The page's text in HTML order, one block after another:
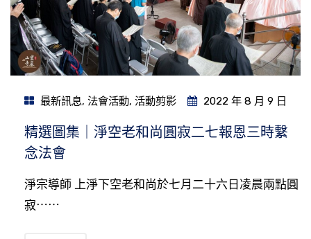
最新訊息, 法會活動, 活動剪影 2022 年 8 月 9 日
精選圖集｜淨空老和尚圓寂二七報恩三時繫
念法會
淨宗導師 上淨下空老和尚於七月二十六日凌晨兩點圓
寂⋯⋯